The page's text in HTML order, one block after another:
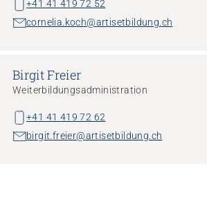
+41 41 419 72 52
cornelia.koch@artisetbildung.ch
Birgit Freier
Weiterbildungsadministration
+41 41 419 72 62
birgit.freier@artisetbildung.ch